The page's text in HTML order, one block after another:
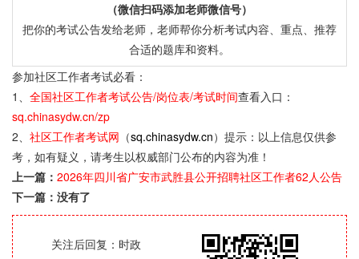
（微信扫码添加老师微信号）
把你的考试公告发给老师，老师帮你分析考试内容、重点、推荐
合适的题库和资料。
参加社区工作者考试必看：
1、 全国社区工作者考试公告/岗位表/考试时间查看入口：
sq.chinasydw.cn/zp
2、 社区工作者考试网 （sq.chinasydw.cn）提示：以上信息仅供参
考，如有疑义，请考生以权威部门公布的内容为准！
上一篇： 2026年四川省广安市武胜县公开招聘社区工作者62人公告
下一篇：没有了
关注后回复：时政